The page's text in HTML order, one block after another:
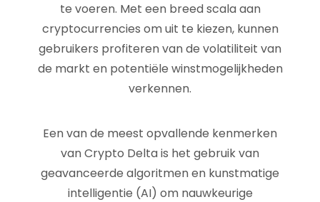
te voeren. Met een breed scala aan
cryptocurrencies om uit te kiezen, kunnen
gebruikers profiteren van de volatiliteit van
de markt en potentiële winstmogelijkheden
verkennen.
Een van de meest opvallende kenmerken
van Crypto Delta is het gebruik van
geavanceerde algoritmen en kunstmatige
intelligentie (AI) om nauwkeurige